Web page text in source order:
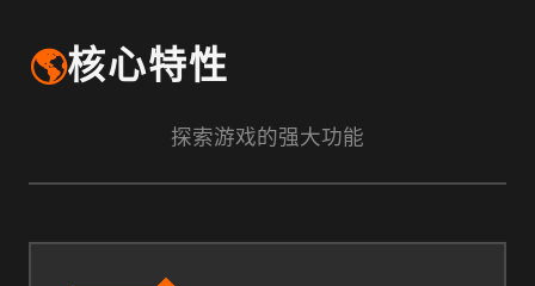
🌎核心特性
探索游戏的强大功能